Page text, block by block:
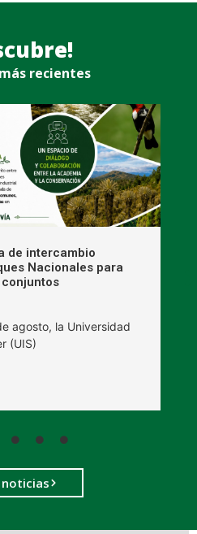
recientes
de intercambio
Nacionales para
agosto, la Universidad
(UIS)
noticias